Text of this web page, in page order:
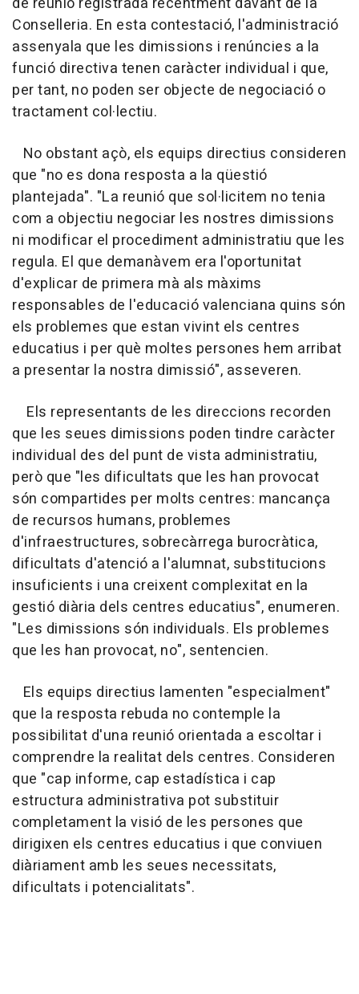
Conselleria. En esta contestació, l'administració
assenyala que les dimissions i renúncies a la
funció directiva tenen caràcter individual i que,
per tant, no poden ser objecte de negociació o
tractament col·lectiu.
No obstant açò, els equips directius consideren
que "no es dona resposta a la qüestió
plantejada". "La reunió que sol·licitem no tenia
com a objectiu negociar les nostres dimissions
ni modificar el procediment administratiu que les
regula. El que demanàvem era l'oportunitat
d'explicar de primera mà als màxims
responsables de l'educació valenciana quins són
els problemes que estan vivint els centres
educatius i per què moltes persones hem arribat
a presentar la nostra dimissió", asseveren.
Els representants de les direccions recorden
que les seues dimissions poden tindre caràcter
individual des del punt de vista administratiu,
però que "les dificultats que les han provocat
són compartides per molts centres: mancança
de recursos humans, problemes
d'infraestructures, sobrecàrrega burocràtica,
dificultats d'atenció a l'alumnat, substitucions
insuficients i una creixent complexitat en la
gestió diària dels centres educatius", enumeren.
"Les dimissions són individuals. Els problemes
que les han provocat, no", sentencien.
Els equips directius lamenten "especialment"
que la resposta rebuda no contemple la
possibilitat d'una reunió orientada a escoltar i
comprendre la realitat dels centres. Consideren
que "cap informe, cap estadística i cap
estructura administrativa pot substituir
completament la visió de les persones que
dirigixen els centres educatius i que conviuen
diàriament amb les seues necessitats,
dificultats i potencialitats".